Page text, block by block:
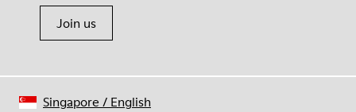
Join us
Singapore / English